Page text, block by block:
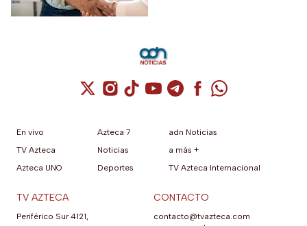
Cuenta de X / Twitter (se abre en una
Cuenta de Instagram (se abre en una
Cuenta de TikTok (se abre en
Cuenta de YouTube (se abre
Cuenta de Telegram (se
Cuenta de
Cuenta de
En vivo
TV Azteca
Azteca UNO
Azteca 7
Noticias
Deportes
adn Noticias
a más +
TV Azteca Internacional
TV AZTECA
Periférico Sur 4121,
CONTACTO
contacto@tvazteca.com